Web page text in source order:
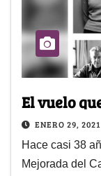
El vuelo
ENERO 29, 2021
Hace casi 38
Mejorada del